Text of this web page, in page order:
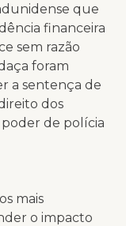
que
financeira
sem razão
foram
a sentença de
dos
poder de polícia
mais
o impacto